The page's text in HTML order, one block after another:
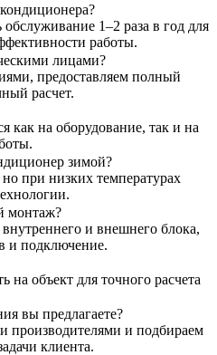
1–2 раза в год для
работы.
лицами?
предоставляем полный
расчет.
как на оборудование, так и на
зимой?
при низких температурах
монтаж?
и внешнего блока,
и подключение.
на объект для точного расчета
вы предлагаете?
производителями и подбираем
клиента.